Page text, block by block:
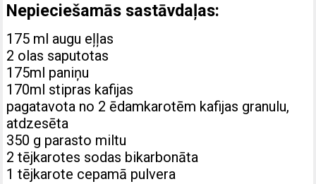
Nepieciešamās sastāvdaļas:
175 ml augu eļļas
2 olas saputotas
175ml paniņu
170ml stipras kafijas
pagatavota no 2 ēdamkarotēm kafijas granulu,
atdzesēta
350 g parasto miltu
2 tējkarotes sodas bikarbonāta
1 tējkarote cepamā pulvera